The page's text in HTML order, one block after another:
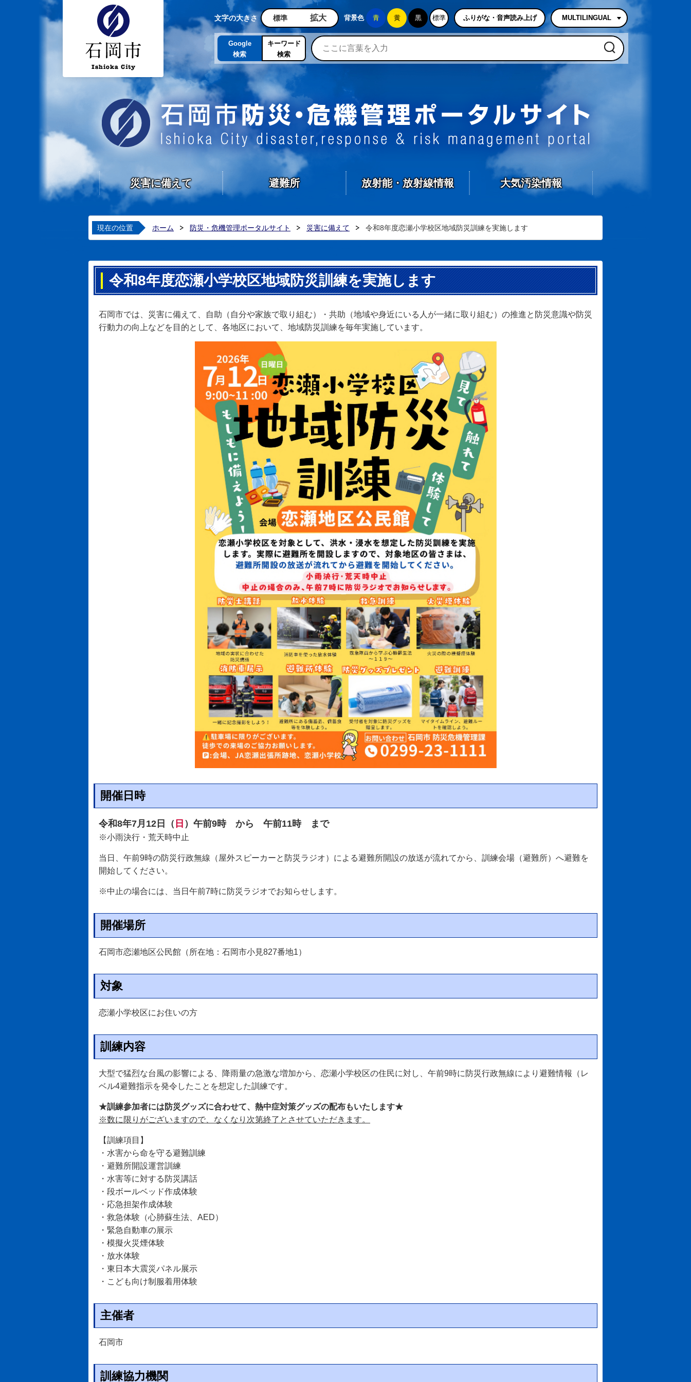
石岡市公式ホームページ
文字の大きさ 標準 拡大 背景色 青 黄 黒 標準 ふりがな・音声読み上げ MULTILINGUAL
Google
検索
キーワード
検索
災害に備えて 避難所 放射能・放射線情報 大気汚染情報
現在の位置 ホーム 防災・危機管理ポータルサイト 災害に備えて 令和8年度恋瀬小学校区地域防災訓練を実施します
令和8年度恋瀬小学校区地域防災訓練を実施します
石岡市では、災害に備えて、自助（自分や家族で取り組む）・共助（地域や身近にいる人が一緒に取り組む）の推進と防災意識や防災
行動力の向上などを目的として、各地区において、地域防災訓練を毎年実施しています。
開催日時
令和8年7月12日（ 日 ）午前9時 から 午前11時 まで
※小雨決行・荒天時中止
当日、午前9時の防災行政無線（屋外スピーカーと防災ラジオ）による避難所開設の放送が流れてから、訓練会場（避難所）へ避難を
開始してください。
※中止の場合には、当日午前7時に防災ラジオでお知らせします。
開催場所
石岡市恋瀬地区公民館（所在地：石岡市小見827番地1）
対象
恋瀬小学校区にお住いの方
訓練内容
大型で猛烈な台風の影響による、降雨量の急激な増加から、恋瀬小学校区の住民に対し、午前9時に防災行政無線により避難情報（レ
ベル4避難指示を発令したことを想定した訓練です。
★訓練参加者には防災グッズに合わせて、熱中症対策グッズの配布もいたします★
※数に限りがございますので、なくなり次第終了とさせていただきます。
【訓練項目】
・水害から命を守る避難訓練
・避難所開設運営訓練
・水害等に対する防災講話
・段ボールベッド作成体験
・応急担架作成体験
・救急体験（心肺蘇生法、AED）
・緊急自動車の展示
・模擬火災煙体験
・放水体験
・東日本大震災パネル展示
・こども向け制服着用体験
主催者
石岡市
訓練協力機関